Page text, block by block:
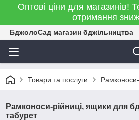
Оптові ціни для магазинів!
отримання
БджолоСад магазин бджільництва
Товари та послуги
Рамконоси-рійниці, ящики для
табурет